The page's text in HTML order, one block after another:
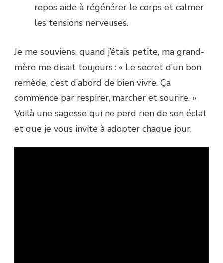
repos aide à régénérer le corps et calmer
les tensions nerveuses.
Je me souviens, quand j’étais petite, ma grand-
mère me disait toujours : « Le secret d’un bon
remède, c’est d’abord de bien vivre. Ça
commence par respirer, marcher et sourire. »
Voilà une sagesse qui ne perd rien de son éclat
et que je vous invite à adopter chaque jour.